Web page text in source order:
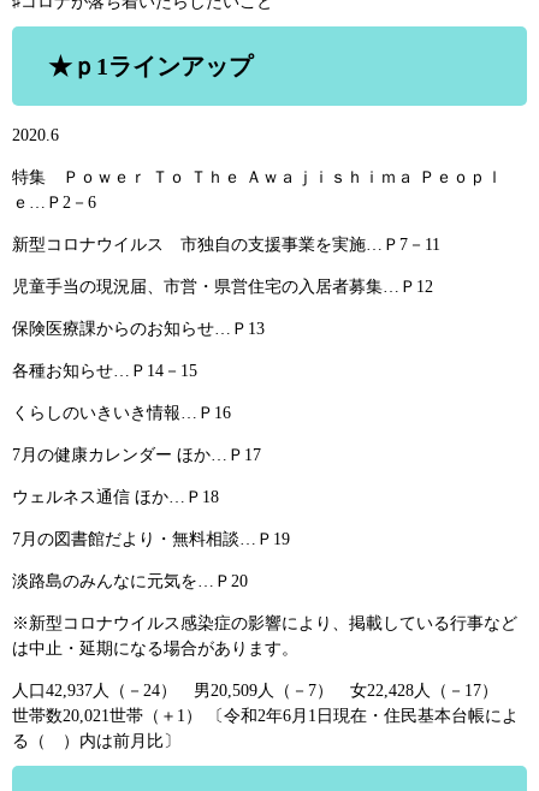
★ｐ1ラインアップ
2020.6
特集 Ｐｏｗｅｒ Ｔｏ Ｔｈｅ Ａｗａｊｉｓｈｉｍａ Ｐｅｏｐｌ
ｅ…Ｐ2－6
新型コロナウイルス 市独自の支援事業を実施…Ｐ7－11
児童手当の現況届、市営・県営住宅の入居者募集…Ｐ12
保険医療課からのお知らせ…Ｐ13
各種お知らせ…Ｐ14－15
くらしのいきいき情報…Ｐ16
7月の健康カレンダー ほか…Ｐ17
ウェルネス通信 ほか…Ｐ18
7月の図書館だより・無料相談…Ｐ19
淡路島のみんなに元気を…Ｐ20
※新型コロナウイルス感染症の影響により、掲載している行事など
は中止・延期になる場合があります。
人口42,937人（－24） 男20,509人（－7） 女22,428人（－17）
世帯数20,021世帯（＋1） 〔令和2年6月1日現在・住民基本台帳によ
る（ ）内は前月比〕